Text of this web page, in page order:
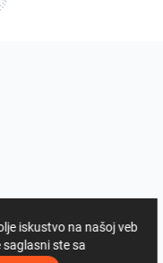
iskustvo na našoj veb
ste sa